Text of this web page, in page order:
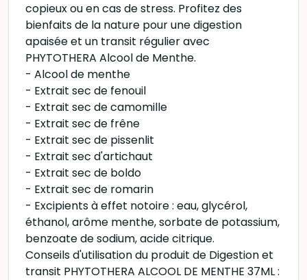
copieux ou en cas de stress. Profitez des
bienfaits de la nature pour une digestion
apaisée et un transit régulier avec
PHYTOTHERA Alcool de Menthe.
- Alcool de menthe
- Extrait sec de fenouil
- Extrait sec de camomille
- Extrait sec de frêne
- Extrait sec de pissenlit
- Extrait sec d'artichaut
- Extrait sec de boldo
- Extrait sec de romarin
- Excipients à effet notoire : eau, glycérol,
éthanol, arôme menthe, sorbate de potassium,
benzoate de sodium, acide citrique.
Conseils d'utilisation du produit de Digestion et
transit PHYTOTHERA ALCOOL DE MENTHE 37ML :